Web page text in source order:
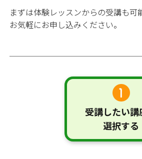
まずは体験レッスンからの受講も可
お気軽にお申し込みください。
受講したい講
選択する